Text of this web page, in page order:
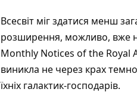
Всесвіт міг здатися менш
розширення, можливо, вже
Monthly Notices of the Royal
виникла не через крах
їхніх галактик-господарів.